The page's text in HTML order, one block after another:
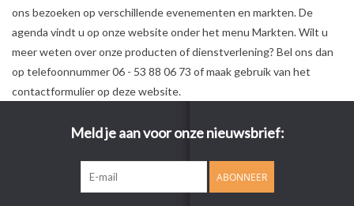
ons bezoeken op verschillende evenementen en markten. De
agenda vindt u op onze website onder het menu Markten. Wilt u
meer weten over onze producten of dienstverlening? Bel ons dan
op telefoonnummer 06 - 53 88 06 73 of maak gebruik van het
contactformulier op deze website.
Meld je aan voor onze nieuwsbrief:
ABONNEER